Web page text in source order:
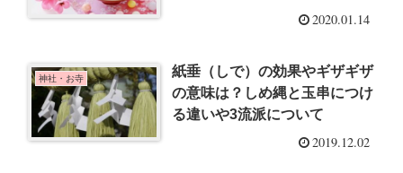
2020.01.14
神社・お寺
紙垂（しで）の効果やギザギザ
の意味は？しめ縄と玉串につけ
る違いや3流派について
2019.12.02